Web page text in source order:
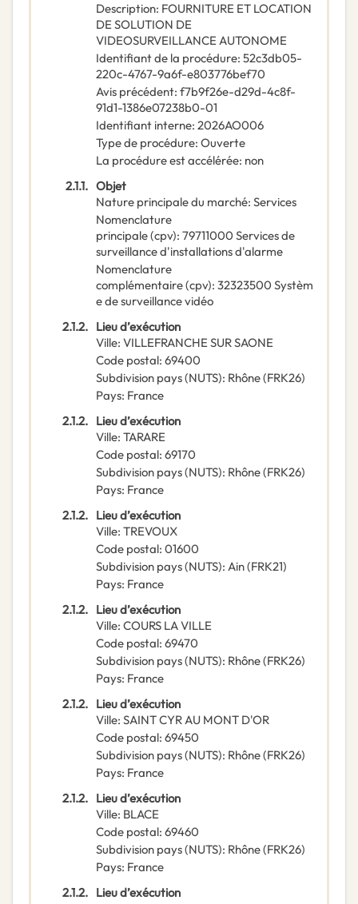
Description: FOURNITURE ET LOCATION
DE SOLUTION DE
VIDEOSURVEILLANCE AUTONOME
Identifiant de la procédure: 52c3db05-
220c-4767-9a6f-e803776bef70
Avis précédent: f7b9f26e-d29d-4c8f-
91d1-1386e07238b0-01
Identifiant interne: 2026AO006
Type de procédure: Ouverte
La procédure est accélérée: non
2.1.1. Objet
Nature principale du marché: Services
Nomenclature
principale(cpv): 79711000 Services de
surveillance d'installations d'alarme
Nomenclature
complémentaire(cpv): 32323500 Systèm
e de surveillance vidéo
2.1.2. Lieu d’exécution
Ville: VILLEFRANCHE SUR SAONE
Code postal: 69400
Subdivision pays (NUTS): Rhône(FRK26)
Pays: France
2.1.2. Lieu d’exécution
Ville: TARARE
Code postal: 69170
Subdivision pays (NUTS): Rhône(FRK26)
Pays: France
2.1.2. Lieu d’exécution
Ville: TREVOUX
Code postal: 01600
Subdivision pays (NUTS): Ain(FRK21)
Pays: France
2.1.2. Lieu d’exécution
Ville: COURS LA VILLE
Code postal: 69470
Subdivision pays (NUTS): Rhône(FRK26)
Pays: France
2.1.2. Lieu d’exécution
Ville: SAINT CYR AU MONT D'OR
Code postal: 69450
Subdivision pays (NUTS): Rhône(FRK26)
Pays: France
2.1.2. Lieu d’exécution
Ville: BLACE
Code postal: 69460
Subdivision pays (NUTS): Rhône(FRK26)
Pays: France
2.1.2. Lieu d’exécution